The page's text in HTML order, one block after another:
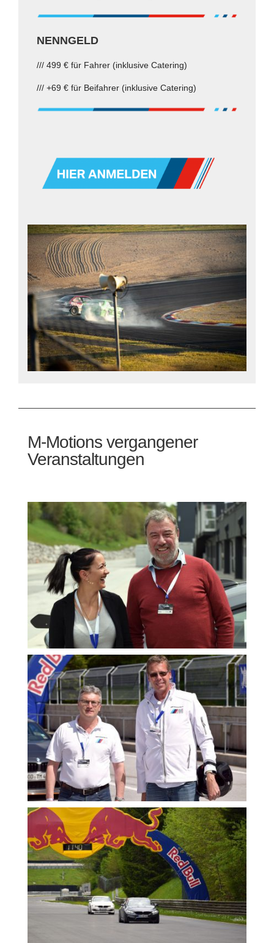
NENNGELD
/// 499 € für Fahrer (inklusive Catering)
/// +69 € für Beifahrer (inklusive Catering)
M-Motions vergangener
Veranstaltungen